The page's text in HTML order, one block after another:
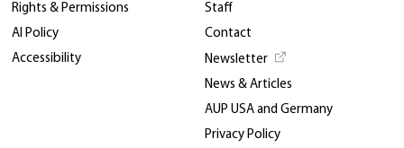
Rights & Permissions
AI Policy
Accessibility
Staff
Contact
Newsletter
News & Articles
AUP USA and Germany
Privacy Policy